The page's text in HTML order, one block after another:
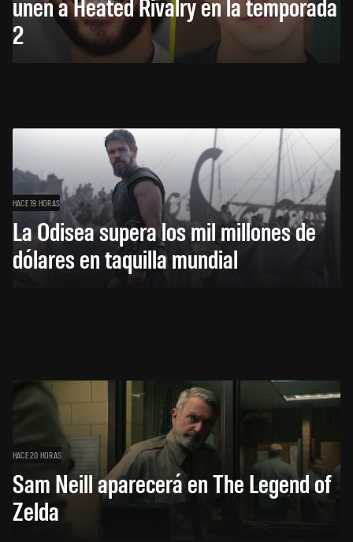
2
HACE 19 HORAS
La Odisea supera los mil millones de
dólares en taquilla mundial
HACE 20 HORAS
Sam Neill aparecerá en The Legend of
Zelda